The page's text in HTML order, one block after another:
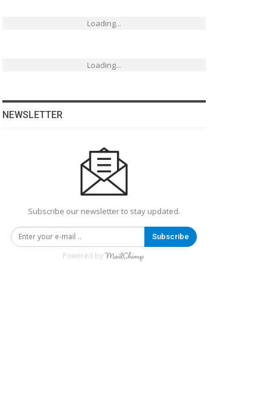
Loading...
Loading...
NEWSLETTER
Subscribe our newsletter to stay updated.
Subscribe
Powered by